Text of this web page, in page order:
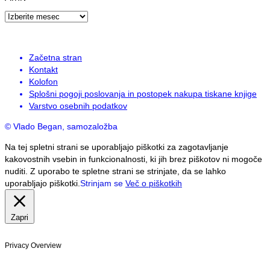
Arhiv
Začetna stran
Kontakt
Kolofon
Splošni pogoji poslovanja in postopek nakupa tiskane knjige
Varstvo osebnih podatkov
© Vlado Began, samozaložba
Na tej spletni strani se uporabljajo piškotki za zagotavljanje
kakovostnih vsebin in funkcionalnosti, ki jih brez piškotov ni mogoče
nuditi. Z uporabo te spletne strani se strinjate, da se lahko
uporabljajo piškotki. Strinjam se Več o piškotkih
Zapri
Privacy Overview